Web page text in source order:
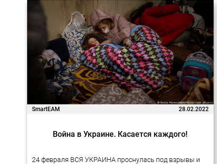
SmartEAM 28.02.2022
Война в Украине. Касается каждого!
24 февраля ВСЯ УКРАИНА проснулась под взрывы и